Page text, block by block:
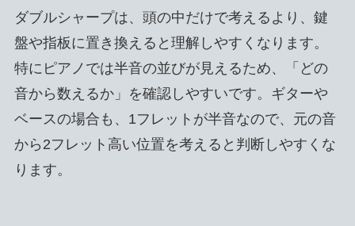
ダブルシャープは、頭の中だけで考えるより、鍵
盤や指板に置き換えると理解しやすくなります。
特にピアノでは半音の並びが見えるため、「どの
音から数えるか」を確認しやすいです。ギターや
ベースの場合も、1フレットが半音なので、元の音
から2フレット高い位置を考えると判断しやすくな
ります。